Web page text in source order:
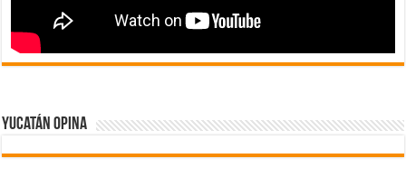
Yucatán Opina